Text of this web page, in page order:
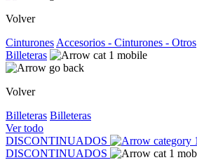
Volver
Cinturones Accesorios - Cinturones - Otros
Billeteras
Volver
Billeteras Billeteras
Ver todo
DISCONTINUADOS
DISCONTINUADOS